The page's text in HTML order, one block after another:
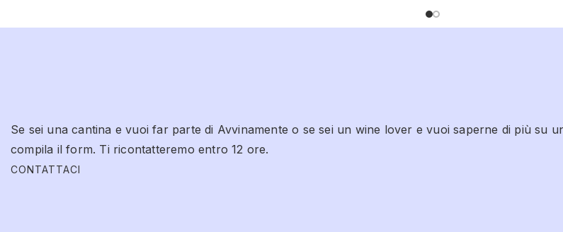
Se sei una cantina e vuoi far parte di Avvinamente o se sei un wine lover e vuoi saperne di più su
compila il form. Ti ricontatteremo entro 12 ore.
CONTATTACI